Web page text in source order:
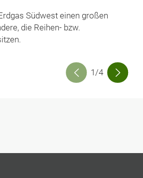
Südwest einen großen
die Reihen- bzw.
1/4